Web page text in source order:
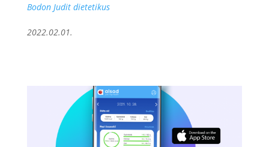
Bodon Judit dietetikus
2022.02.01.